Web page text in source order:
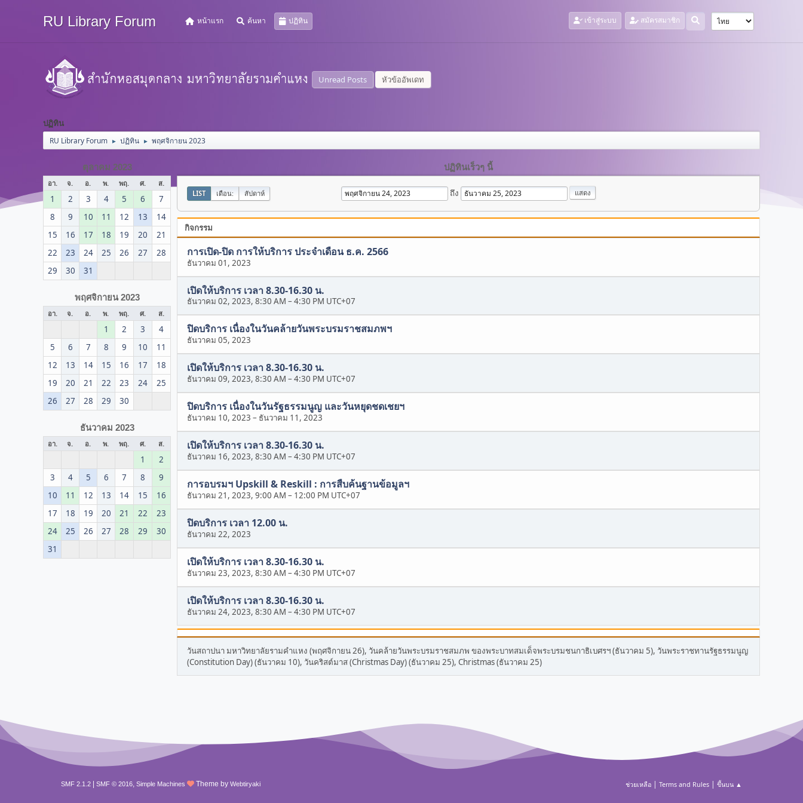
RU Library Forum หน้าแรก ค้นหา ปฏิทิน เข้าสู่ระบบ สมัครสมาชิก
Unread Posts หัวข้ออัพเดท
ปฏิทิน
RU Library Forum ► ปฏิทิน ► พฤศจิกายน 2023
ตุลาคม 2023
อา. จ. อ. พ. พฤ. ศ. ส.
1 2 3 4 5 6
7
8
9 10 11 12 13
14
15
16 17 18 19 20
21
22
23 24 25 26 27
28
29
30 31
พฤศจิกายน 2023
อา. จ. อ. พ. พฤ. ศ. ส.
1 2 3
4
5
6 7 8 9 10
11
12
13 14 15 16 17
18
19
20 21 22 23 24
25
26
27 28 29 30
ธันวาคม 2023
อา. จ. อ. พ. พฤ. ศ. ส.
1
2
3
4 5 6 7 8
9
10
11 12 13 14 15
16
17
18 19 20 21 22
23
24
25 26 27 28 29
30
31
ปฏิทินเร็วๆ นี้
LIST เดือน: สัปดาห์ ถึง
กิจกรรม
การเปิด-ปิด การให้บริการ ประจำเดือน ธ.ค. 2566
ธันวาคม 01, 2023
เปิดให้บริการ เวลา 8.30-16.30 น.
ธันวาคม 02, 2023, 8:30 AM – 4:30 PM UTC+07
ปิดบริการ เนื่องในวันคล้ายวันพระบรมราชสมภพฯ
ธันวาคม 05, 2023
เปิดให้บริการ เวลา 8.30-16.30 น.
ธันวาคม 09, 2023, 8:30 AM – 4:30 PM UTC+07
ปิดบริการ เนื่องในวันรัฐธรรมนูญ และวันหยุดชดเชยฯ
ธันวาคม 10, 2023 – ธันวาคม 11, 2023
เปิดให้บริการ เวลา 8.30-16.30 น.
ธันวาคม 16, 2023, 8:30 AM – 4:30 PM UTC+07
การอบรมฯ Upskill & Reskill : การสืบค้นฐานข้อมูลฯ
ธันวาคม 21, 2023, 9:00 AM – 12:00 PM UTC+07
ปิดบริการ เวลา 12.00 น.
ธันวาคม 22, 2023
เปิดให้บริการ เวลา 8.30-16.30 น.
ธันวาคม 23, 2023, 8:30 AM – 4:30 PM UTC+07
เปิดให้บริการ เวลา 8.30-16.30 น.
ธันวาคม 24, 2023, 8:30 AM – 4:30 PM UTC+07
วันสถาปนา มหาวิทยาลัยรามคำแหง (พฤศจิกายน 26), วันคล้ายวันพระบรมราชสมภพ ของพระบาทสมเด็จพระบรมชนกาธิเบศรฯ (ธันวาคม 5), วันพระราชทานรัฐธรรมนูญ
(Constitution Day) (ธันวาคม 10), วันคริสต์มาส (Christmas Day) (ธันวาคม 25), Christmas (ธันวาคม 25)
ช่วยเหลือ | Terms and Rules | ขึ้นบน ▲
SMF 2.1.2 SMF © 2016, Simple Machines Theme by Webtiryaki